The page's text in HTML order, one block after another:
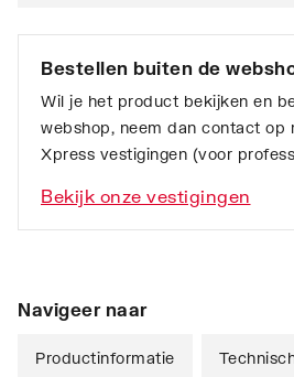
Bestellen buiten de
Wil je het product bekijken en
webshop, neem dan contact op
Xpress vestigingen (voor
Bekijk onze vestigingen
Navigeer naar
Productinformatie